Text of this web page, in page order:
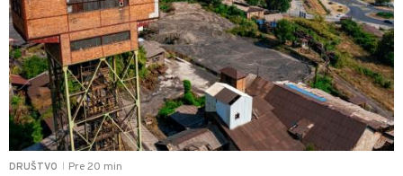
DRUŠTVO Pre 20 min